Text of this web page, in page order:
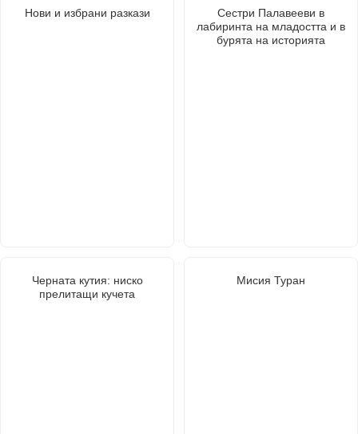
Нови и избрани разкази
Сестри Палавееви в
лабиринта на младостта и в
бурята на историята
Черната кутия: ниско
прелитащи кучета
Мисия Туран